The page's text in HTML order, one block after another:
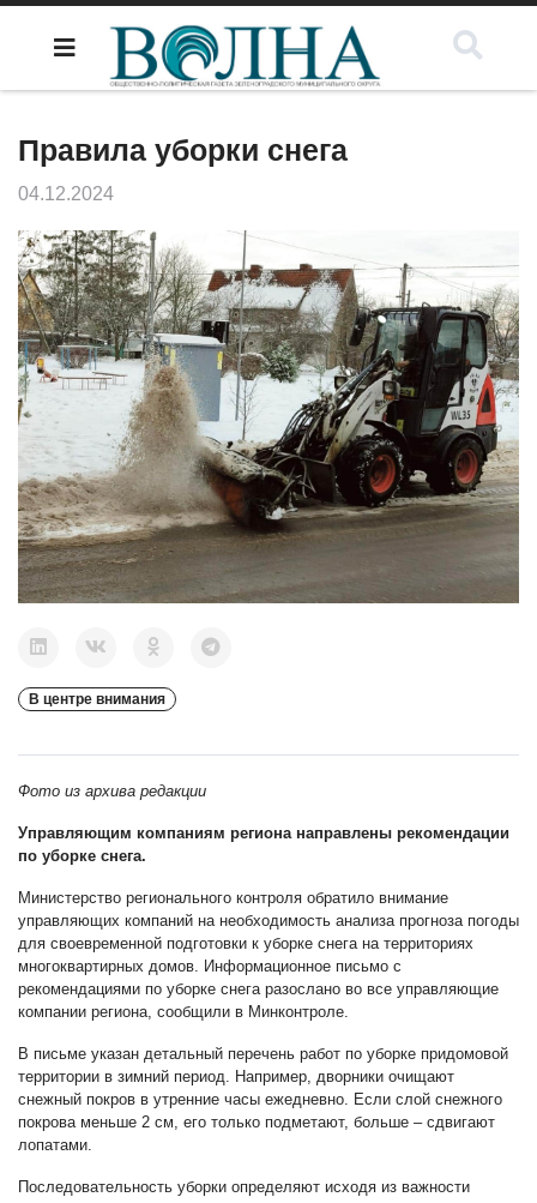
Правила уборки снега
04.12.2024
В центре внимания
Фото из архива редакции
Управляющим компаниям региона направлены рекомендации
по уборке снега.
Министерство регионального контроля обратило внимание
управляющих компаний на необходимость анализа прогноза погоды
для своевременной подготовки к уборке снега на территориях
многоквартирных домов. Информационное письмо с
рекомендациями по уборке снега разослано во все управляющие
компании региона, сообщили в Минконтроле.
В письме указан детальный перечень работ по уборке придомовой
территории в зимний период. Например, дворники очищают
снежный покров в утренние часы ежедневно. Если слой снежного
покрова меньше 2 см, его только подметают, больше – сдвигают
лопатами.
Последовательность уборки определяют исходя из важности